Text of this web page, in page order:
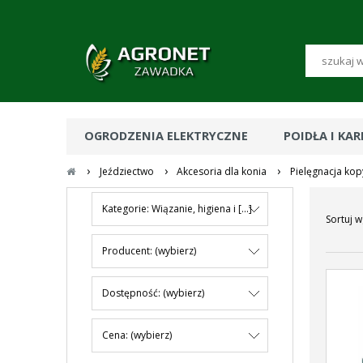
OGRODZENIA ELEKTRYCZNE POIDŁA I
› Jeździectwo › Akcesoria dla konia › Pielęgnacja
Kategorie: Wiązanie, higiena i [...]
Producent: (wybierz)
Dostępność: (wybierz)
Cena: (wybierz)
Sortuj